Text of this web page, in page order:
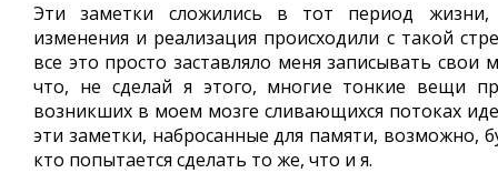
Эти заметки сложились в тот период жизни,
изменения и реализация происходили с такой
все это просто заставляло меня записывать свои
что, не сделай я этого, многие тонкие вещи
возникших в моем мозге сливающихся потоках
эти заметки, набросанные для памяти, возможно,
кто попытается сделать то же, что и я.